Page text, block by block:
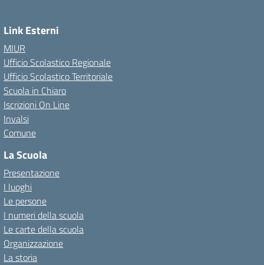
Link Esterni
MIUR
Ufficio Scolastico Regionale
Ufficio Scolastico Territoriale
Scuola in Chiaro
Iscrizioni On Line
Invalsi
Comune
La Scuola
Presentazione
I luoghi
Le persone
I numeri della scuola
Le carte della scuola
Organizzazione
La storia